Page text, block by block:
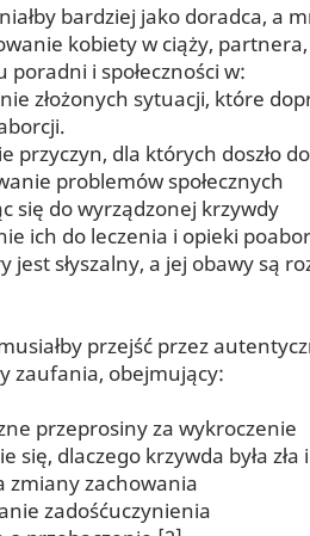
bardziej jako doradca, a
kobiety w ciąży,
poradni i społeczności w:
złożonych sytuacji, które
przyczyn, dla których doszło
problemów społecznych
się do wyrządzonej krzywdy
ich do leczenia i opieki
jest słyszalny, a jej obawy są
przejść przez
zaufania, obejmujący:
przeprosiny za wykroczenie
się, dlaczego krzywda była zła
zmiany zachowania
zadośćuczynienia